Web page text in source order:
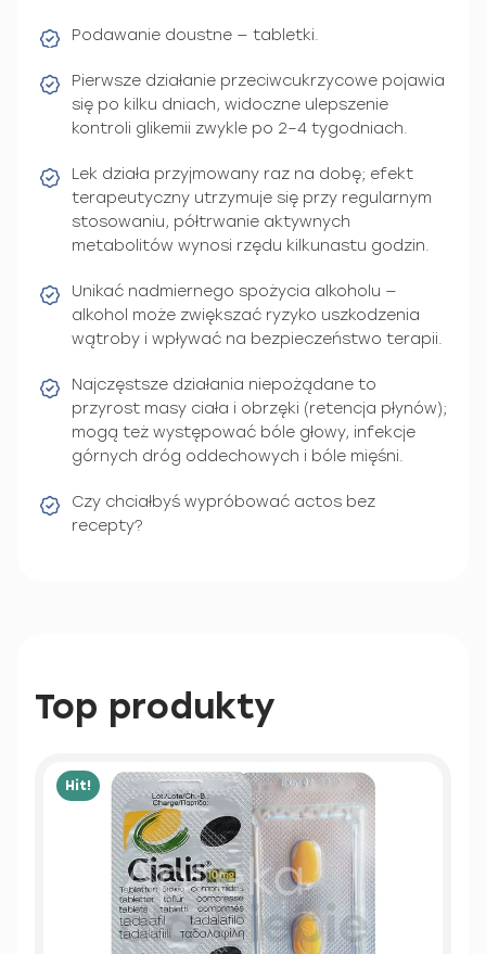
Podawanie doustne — tabletki.
Pierwsze działanie przeciwcukrzycowe pojawia
się po kilku dniach, widoczne ulepszenie
kontroli glikemii zwykle po 2–4 tygodniach.
Lek działa przyjmowany raz na dobę; efekt
terapeutyczny utrzymuje się przy regularnym
stosowaniu, półtrwanie aktywnych
metabolitów wynosi rzędu kilkunastu godzin.
Unikać nadmiernego spożycia alkoholu —
alkohol może zwiększać ryzyko uszkodzenia
wątroby i wpływać na bezpieczeństwo terapii.
Najczęstsze działania niepożądane to
przyrost masy ciała i obrzęki (retencja płynów);
mogą też występować bóle głowy, infekcje
górnych dróg oddechowych i bóle mięśni.
Czy chciałbyś wypróbować actos bez
recepty?
Top produkty
Hit!